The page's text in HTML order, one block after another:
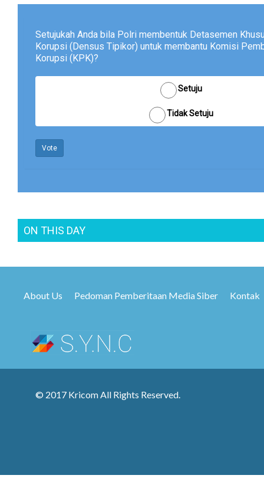
Setujukah Anda bila Polri membentuk Detasemen
Korupsi (Densus Tipikor) untuk membantu Komisi
Korupsi (KPK)?
Setuju
Tidak Setuju
Vote
ON THIS DAY
About Us Pedoman Pemberitaan Media Siber Kontak
© 2017 Kricom All Rights Reserved.